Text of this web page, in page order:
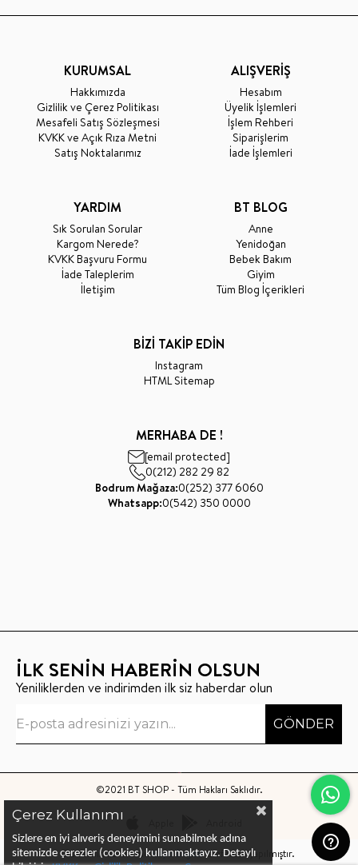
KURUMSAL
Hakkımızda
Gizlilik ve Çerez Politikası
Mesafeli Satış Sözleşmesi
KVKK ve Açık Rıza Metni
Satış Noktalarımız
ALIŞVERİŞ
Hesabım
Üyelik İşlemleri
İşlem Rehberi
Siparişlerim
İade İşlemleri
YARDIM
Sık Sorulan Sorular
Kargom Nerede?
KVKK Başvuru Formu
İade Taleplerim
İletişim
BT BLOG
Anne
Yenidoğan
Bebek Bakım
Giyim
Tüm Blog İçerikleri
BİZİ TAKİP EDİN
Instagram
HTML Sitemap
MERHABA DE !
[email protected]
0(212) 282 29 82
Bodrum Mağaza:0(252) 377 6060
Whatsapp:0(542) 350 0000
İLK SENİN HABERİN OLSUN
Yeniliklerden ve indirimden ilk siz haberdar olun
GÖNDER
©2021 BT SHOP - Tüm Hakları Saklıdır.
Bu sitenin kurulumuKeyo Digitaltarafından yapılmıştır.
Çerez Kullanımı
Sizlere en iyi alıveriş deneyimini sunabilmek adına
sitemizde çerezler (cookies) kullanmaktayız. Detaylı